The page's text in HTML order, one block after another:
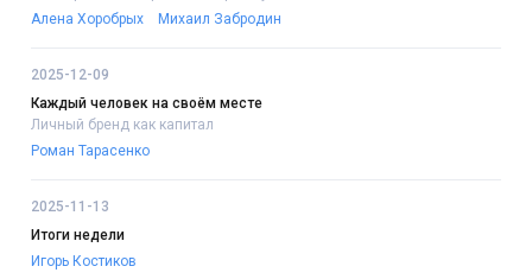
Алена Хоробрых
Михаил Забродин
2025-12-09
Каждый человек на своём месте
Личный бренд как капитал
Роман Тарасенко
2025-11-13
Итоги недели
Игорь Костиков